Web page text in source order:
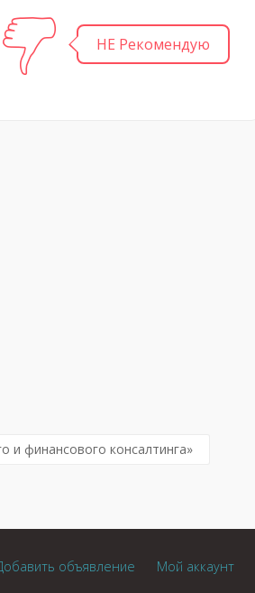
НЕ Рекомендую
и финансового консалтинга»
объявление Мой аккаунт